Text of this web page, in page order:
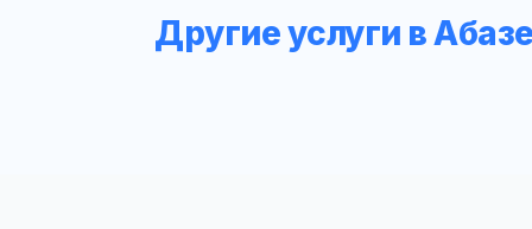
Другие услуги в